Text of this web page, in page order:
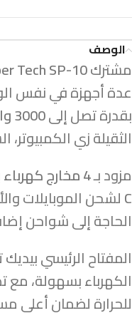
الوصف
مشتركTech SP-10
عدة أجهزة في نفس
بقدرة تصل إلى3000 وات
الثقيلة زي
مزود بـ4 مخارج كهرباء
Cلشحن الموبايلات
الحاجة إلى شواحن
المفتاح الرئيسي
الكهرباء بسهولة،
للحرارة لضمان أعلى